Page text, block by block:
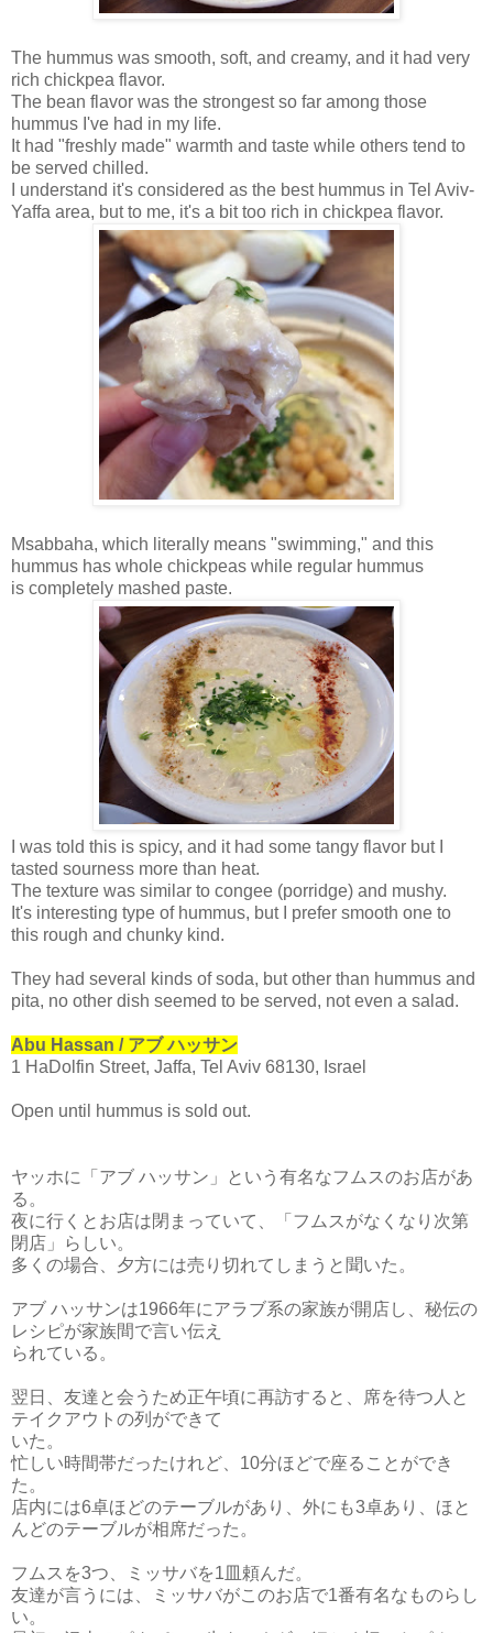
The hummus was smooth, soft, and creamy, and it had very
rich chickpea flavor.
The bean flavor was the strongest so far among those
hummus I've had in my life.
It had "freshly made" warmth and taste while others tend to
be served chilled.
I understand it's considered as the best hummus in Tel Aviv-
Yaffa area, but to me, it's a bit too rich in chickpea flavor.
Msabbaha, which literally means "swimming," and this
hummus has whole chickpeas while regular hummus
is completely mashed paste.
I was told this is spicy, and it had some tangy flavor but I
tasted sourness more than heat.
The texture was similar to congee (porridge) and mushy.
It's interesting type of hummus, but I prefer smooth one to
this rough and chunky kind.
They had several kinds of soda, but other than hummus and
pita, no other dish seemed to be served, not even a salad.
Abu Hassan / アブ ハッサン
1 HaDolfin Street, Jaffa, Tel Aviv 68130, Israel
Open until hummus is sold out.
ヤッホに「アブ ハッサン」という有名なフムスのお店があ
る。
夜に行くとお店は閉まっていて、「フムスがなくなり次第
閉店」らしい。
多くの場合、夕方には売り切れてしまうと聞いた。
アブ ハッサンは1966年にアラブ系の家族が開店し、秘伝の
レシピが家族間で言い伝え
られている。
翌日、友達と会うため正午頃に再訪すると、席を待つ人と
テイクアウトの列ができて
いた。
忙しい時間帯だったけれど、10分ほどで座ることができ
た。
店内には6卓ほどのテーブルがあり、外にも3卓あり、ほと
んどのテーブルが相席だった。
フムスを3つ、ミッサバを1皿頼んだ。
友達が言うには、ミッサバがこのお店で1番有名なものらし
い。